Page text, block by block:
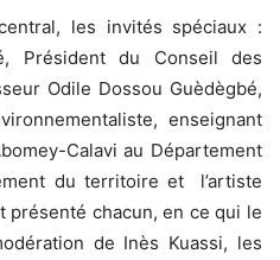
les invités spéciaux :
Président du Conseil des
Odile Dossou Guèdègbé,
enseignant
Calavi au Département
du territoire et l’artiste
présenté chacun, en ce qui le
de Inès Kuassi, les